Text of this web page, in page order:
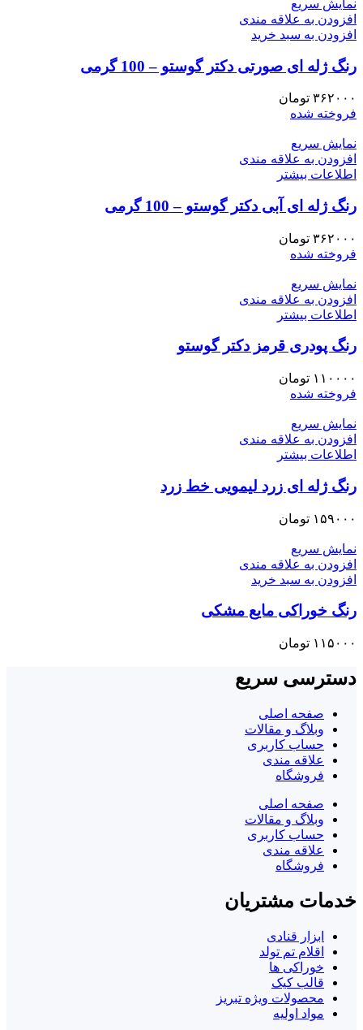
نمایش سریع
افزودن به علاقه مندی
افزودن به سبد خرید
رنگ ژله ای صورتی دکتر گوستو – 100 گرمی
۳۶۲۰۰۰ تومان
فروخته شده
نمایش سریع
افزودن به علاقه مندی
اطلاعات بیشتر
رنگ ژله ای آبی دکتر گوستو – 100 گرمی
۳۶۲۰۰۰ تومان
فروخته شده
نمایش سریع
افزودن به علاقه مندی
اطلاعات بیشتر
رنگ پودری قرمز دکتر گوستو
۱۱۰۰۰۰ تومان
فروخته شده
نمایش سریع
افزودن به علاقه مندی
اطلاعات بیشتر
رنگ ژله ای زرد لیمویی خط زرد
۱۵۹۰۰۰ تومان
نمایش سریع
افزودن به علاقه مندی
افزودن به سبد خرید
رنگ خوراکی مایع مشکی
۱۱۵۰۰۰ تومان
دسترسی سریع
صفحه اصلی
وبلاگ و مقالات
حساب کاربری
علاقه مندی
فروشگاه
صفحه اصلی
وبلاگ و مقالات
حساب کاربری
علاقه مندی
فروشگاه
خدمات مشتریان
ابزار قنادی
اقلام تم تولد
خوراکی ها
قالب کیک
محصولات ویژه تبریز
مواد اولیه